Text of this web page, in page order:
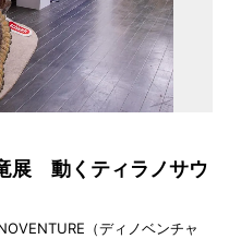
展 動くティラノサウ
（ディノベンチャ